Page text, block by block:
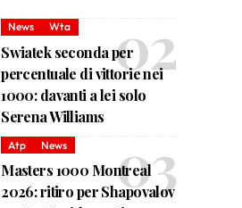
News Wta
Swiatek seconda per
percentuale di vittorie nei
1000: davanti a lei solo
Serena Williams
Atp News
Masters 1000 Montreal
2026: ritiro per Shapovalov